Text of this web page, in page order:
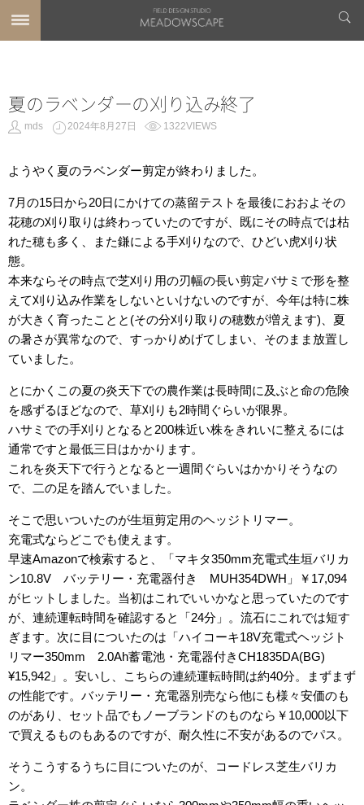
夏のラベンダーの刈り込み終了
mds 2024年8月27日 1322VIEWS
ようやく夏のラベンダー剪定が終わりました。
7月の15日から20日にかけての蒸留テストを最後におおよその
花穂の刈り取りは終わっていたのですが、既にその時点では枯
れた穂も多く、また鎌による手刈りなので、ひどい虎刈り状
態。
本来ならその時点で芝刈り用の刃幅の長い剪定バサミで形を整
えて刈り込み作業をしないといけないのですが、今年は特に株
が大きく育ったことと(その分刈り取りの穂数が増えます)、夏
の暑さが異常なので、すっかりめげてしまい、そのまま放置し
ていました。
とにかくこの夏の炎天下での農作業は長時間に及ぶと命の危険
を感ずるほどなので、草刈りも2時間ぐらいが限界。
ハサミでの手刈りとなると200株近い株をきれいに整えるには
通常ですと最低三日はかかります。
これを炎天下で行うとなると一週間ぐらいはかかりそうなの
で、二の足を踏んでいました。
そこで思いついたのが生垣剪定用のヘッジトリマー。
充電式ならどこでも使えます。
早速Amazonで検索すると、「マキタ350mm充電式生垣バリカ
ン10.8V バッテリー・充電器付き MUH354DWH」￥17,094
がヒットしました。当初はこれでいいかなと思っていたのです
が、連続運転時間を確認すると「24分」。流石にこれでは短す
ぎます。次に目についたのは「ハイコーキ18V充電式ヘッジト
リマー350mm 2.0Ah蓄電池・充電器付きCH1835DA(BG)
¥15,942」。安いし、こちらの連続運転時間は約40分。まずまず
の性能です。バッテリー・充電器別売なら他にも様々安価のも
のがあり、セット品でもノーブランドのものなら￥10,000以下
で買えるものもあるのですが、耐久性に不安があるのでパス。
そうこうするうちに目についたのが、コードレス芝生バリカ
ン。